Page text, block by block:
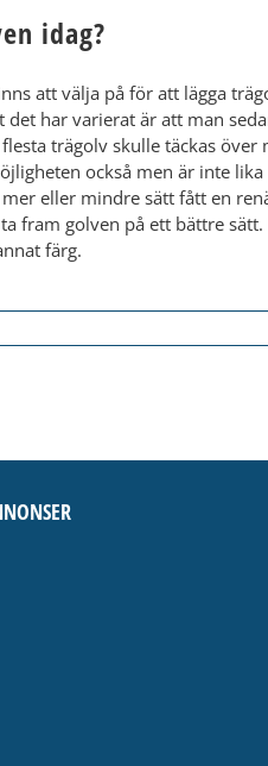
idag?
att välja på för att lägga
har varierat är att man
trägolv skulle täckas
också men är inte
eller mindre sätt fått en
fram golven på ett bättre
färg.